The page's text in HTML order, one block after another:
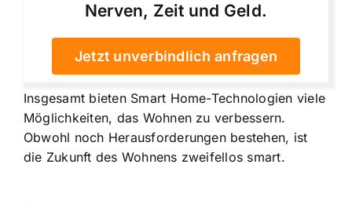
Nerven, Zeit und Geld.
Jetzt unverbindlich anfragen
Insgesamt bieten Smart Home-Technologien viele
Möglichkeiten, das Wohnen zu verbessern.
Obwohl noch Herausforderungen bestehen, ist
die Zukunft des Wohnens zweifellos smart.